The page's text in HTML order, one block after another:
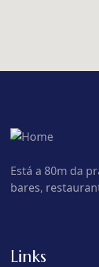
Está a 80m da
bares,
Links